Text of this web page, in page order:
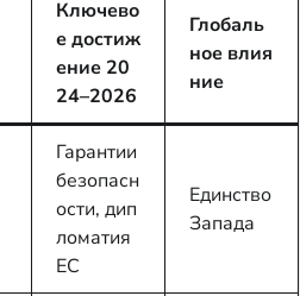
Ключево
е достиж
ение 20
24–2026
Глобаль
ное влия
ние
Гарантии
безопасн
ости, дип
ломатия
ЕС
Единство
Запада